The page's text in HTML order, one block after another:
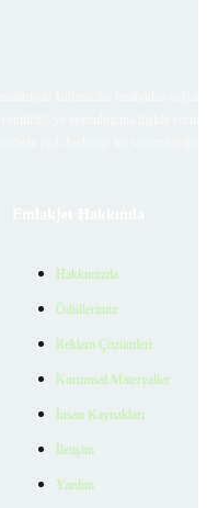
Hakkımızda
Ödüllerimiz
Reklam Çözümleri
Kurumsal Materyaller
İnsan Kaynakları
İletişim
Yardım